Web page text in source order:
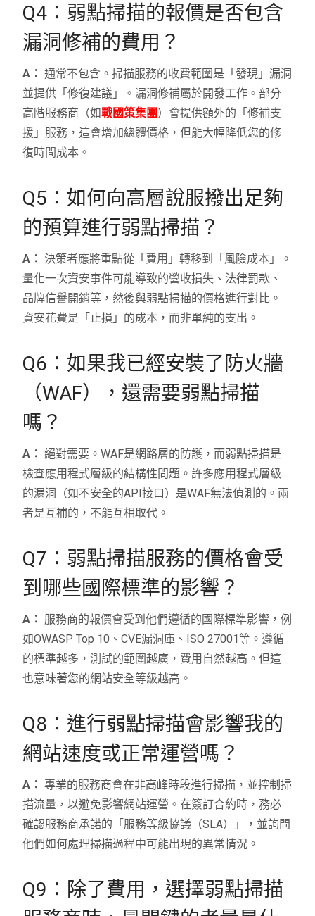
Q4：弱點掃描的報價是否包含
漏洞修補的費用？
A： 通常不包含。掃描服務的收費範圍是「發現」漏洞
並提供「修復建議」。漏洞修補屬於開發工作。部分
高階服務商（如戰國策集團）會提供額外的「修補支
援」服務，這會增加總體價格，但能大幅降低您的修
復時間成本。
Q5：如何向高層說服撥出足夠
的預算進行弱點掃描？
A： 決策者應將重點從「費用」轉移到「風險成本」。
量化一次資安事件可能導致的營收損失、法律罰款、
品牌信譽開銷等，然後與弱點掃描的價格進行對比。
資安花費是「止損」的成本，而非單純的支出。
Q6：如果我已經安裝了防火牆
（WAF），還需要弱點掃描
嗎？
A： 絕對需要。WAF是網路層的防護，而弱點掃描是
檢查應用程式層級的結構性問題。許多應用程式層級
的漏洞（如不安全的API接口）是WAF無法偵測的。兩
者是互補的，不能互相取代。
Q7：弱點掃描服務的價格會受
到哪些國際標準的影響？
A： 服務商的報價會受到他們遵循的國際標準影響，例
如OWASP Top 10、CVE漏洞庫、ISO 27001等。遵循
的標準越多，測試的範圍越廣，費用自然越高。但這
也意味著您的網站安全等級越高。
Q8：進行弱點掃描會影響我的
網站速度或正常運營嗎？
A： 專業的服務商會在非高峰時段進行掃描，並控制掃
描流量，以避免影響網站運營。在簽訂合約時，務必
確認服務商承諾的「服務等級協議（SLA）」，並詢問
他們如何處理掃描過程中可能出現的異常情況。
Q9：除了費用，選擇弱點掃描